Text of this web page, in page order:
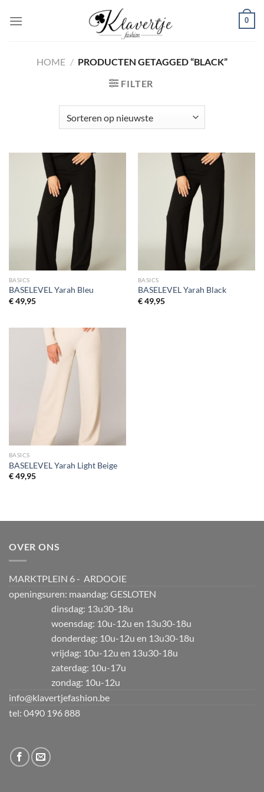
naar
0
HOME / PRODUCTEN GETAGGED “BLACK”
FILTER
BASICS
BASELEVEL Yarah Bleu
€49,95
BASICS
BASELEVEL Yarah Black
€49,95
BASICS
BASELEVEL Yarah Light Beige
€49,95
OVER ONS
MARKTPLEIN 6 - ARDOOIE
openingsuren: maandag: GESLOTEN
dinsdag: 13u30-18u
woensdag: 10u-12u en 13u30-18u
donderdag: 10u-12u en 13u30-18u
vrijdag: 10u-12u en 13u30-18u
zaterdag: 10u-17u
zondag: 10u-12u
info@klavertjefashion.be
tel: 0490 196 888